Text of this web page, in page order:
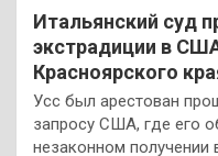
Итальянский суд
экстрадиции в
Красноярского
Усс был арестован
запросу США, где его
незаконном